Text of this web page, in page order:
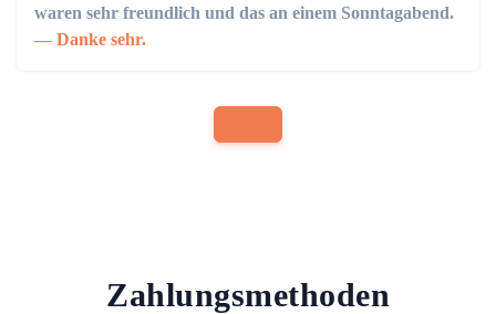
waren sehr freundlich und das an einem Sonntagabend.
Danke sehr.
Zahlungsmethoden